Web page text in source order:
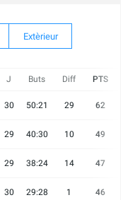
Extèrieur
J Buts Diff PTS
30 50:21 29 62
29 40:30 10 49
29 38:24 14 47
30 29:28 1 46